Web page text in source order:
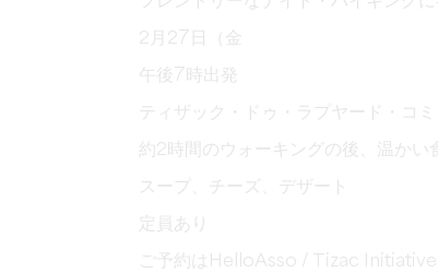
2月27日（金
午後7時出発
ティザック・ドゥ・ラプヤード・コミ
約2時間のウォーキングの後、温かい
スープ、チーズ、デザート
定員あり
ご予約はHelloAsso / Tizac